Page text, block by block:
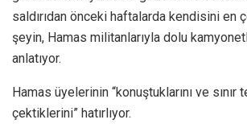
saldırıdan önceki haftalarda kendisini en
şeyin, Hamas militanlarıyla dolu
anlatıyor.
Hamas üyelerinin “konuştuklarını ve sınır
çektiklerini” hatırlıyor.